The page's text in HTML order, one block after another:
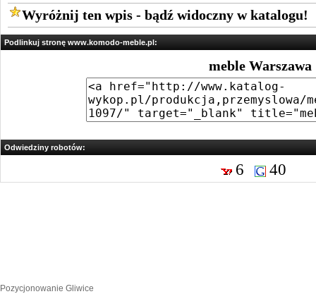
Wyróżnij ten wpis - bądź widoczny w katalogu!
Podlinkuj stronę www.komodo-meble.pl:
meble Warszawa
Odwiedziny robotów:
6 40
Pozycjonowanie Gliwice